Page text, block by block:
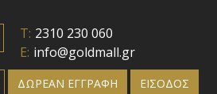
T: 2310 230 060
E: info@goldmall.gr
ΔΩΡΕΑΝ ΕΓΓΡΑΦΗ ΕΙΣΟΔΟΣ